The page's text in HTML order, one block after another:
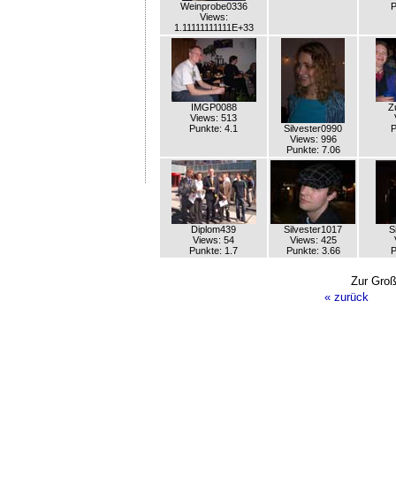
Weinprobe0336
Views:
1.11111111111E+33
IMGP0088
Views: 513
Punkte: 4.1
Silvester0990
Views: 996
Punkte: 7.06
Diplom439
Views: 54
Punkte: 1.7
Silvester1017
Views: 425
Punkte: 3.66
Zur
« zurück